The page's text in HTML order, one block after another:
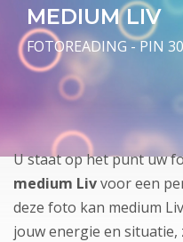
MEDIUM LIV
FOTOREADING - PIN
U staat op het punt uw
medium Livvoor een
deze foto kan medium
jouw energie en